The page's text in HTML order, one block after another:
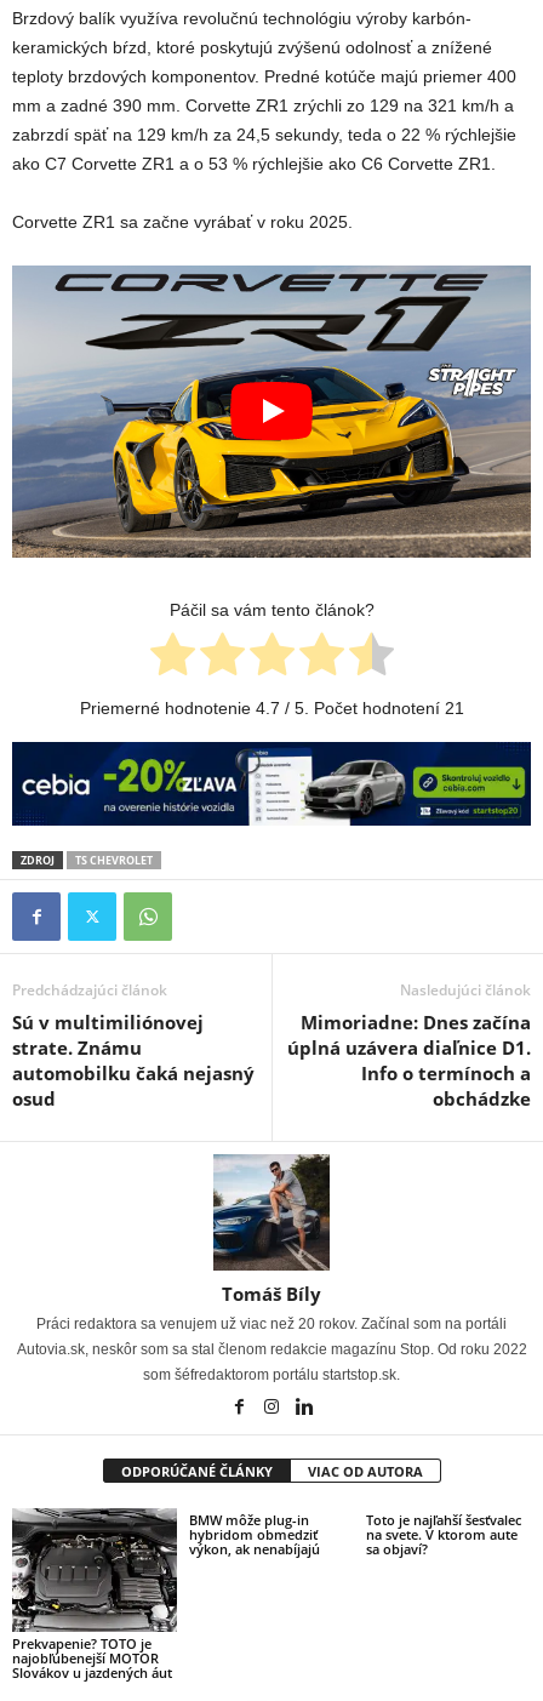
Brzdový balík využíva revolučnú technológiu výroby karbón-
keramických bŕzd, ktoré poskytujú zvýšenú odolnosť a znížené
teploty brzdových komponentov. Predné kotúče majú priemer 400
mm a zadné 390 mm. Corvette ZR1 zrýchli zo 129 na 321 km/h a
zabrzdí späť na 129 km/h za 24,5 sekundy, teda o 22 % rýchlejšie
ako C7 Corvette ZR1 a o 53 % rýchlejšie ako C6 Corvette ZR1.
Corvette ZR1 sa začne vyrábať v roku 2025.
Páčil sa vám tento článok?
Priemerné hodnotenie 4.7 / 5. Počet hodnotení 21
ZDROJ TS CHEVROLET
Predchádzajúci článok
Sú v multimiliónovej
strate. Známu
automobilku čaká nejasný
osud
Nasledujúci článok
Mimoriadne: Dnes začína
úplná uzávera diaľnice D1.
Info o termínoch a
obchádzke
Tomáš Bíly
Práci redaktora sa venujem už viac než 20 rokov. Začínal som na portáli
Autovia.sk, neskôr som sa stal členom redakcie magazínu Stop. Od roku 2022
som šéfredaktorom portálu startstop.sk.
ODPORÚČANÉ ČLÁNKY VIAC OD AUTORA
Prekvapenie? TOTO je
najobľúbenejší MOTOR
Slovákov u jazdených áut
BMW môže plug-in
hybridom obmedziť
výkon, ak nenabíjajú
Toto je najľahší šesťvalec
na svete. V ktorom aute
sa objaví?